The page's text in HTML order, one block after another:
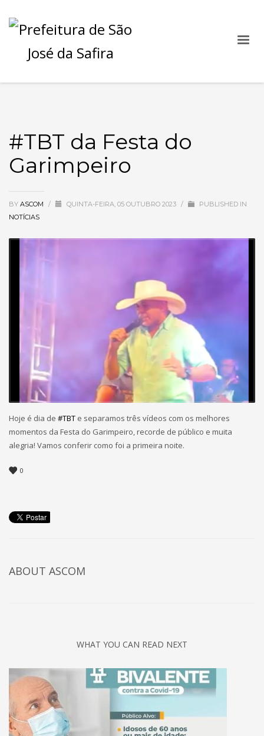
#TBT da Festa do
Garimpeiro
BY ASCOM / QUINTA-FEIRA, 05 OUTUBRO 2023 /
PUBLISHED IN
NOTÍCIAS
Hoje é dia de #TBT e separamos três vídeos com os melhores
momentos da Festa do Garimpeiro, recorde de público e muita
alegria! Vamos conferir como foi a primeira noite.
0
ABOUT ASCOM
WHAT YOU CAN READ NEXT